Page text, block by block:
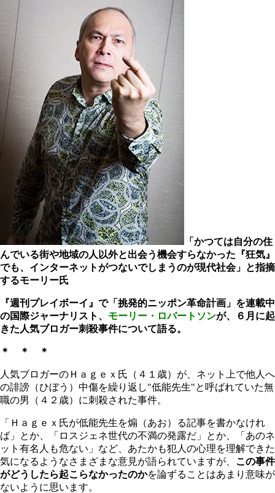
「かつては自分の住
んでいる街や地域の人以外と出会う機会すらなかった『狂気』
でも、インターネットがつないでしまうのが現代社会」と指摘
するモーリー氏
『週刊プレイボーイ』で「挑発的ニッポン革命計画」を連載中
の国際ジャーナリスト、 モーリー・ロバートソンが、６月に起
きた人気ブロガー刺殺事件について語る。
＊ ＊ ＊
人気ブロガーのＨａｇｅｘ氏（４１歳）が、ネット上で他人へ
の誹謗（ひぼう）中傷を繰り返し"低能先生"と呼ばれていた無
職の男（４２歳）に刺殺された事件。
「Ｈａｇｅｘ氏が低能先生を煽（あお）る記事を書かなけれ
ば」とか、「ロスジェネ世代の不満の発露だ」とか、「あのネ
ット有名人も危ない」など、あたかも犯人の心理を理解できた
気になるようなさまざまな意見が語られていますが、 この事件
がどうしたら起こらなかったのかを論ずることはあまり意味が
ないように思います。